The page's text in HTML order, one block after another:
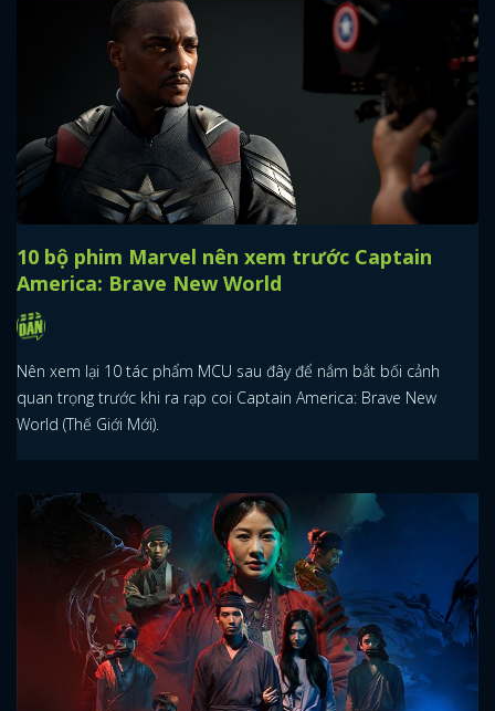
10 bộ phim Marvel nên xem trước Captain
America: Brave New World
Nên xem lại 10 tác phẩm MCU sau đây để nắm bắt bối cảnh
quan trọng trước khi ra rạp coi Captain America: Brave New
World (Thế Giới Mới).